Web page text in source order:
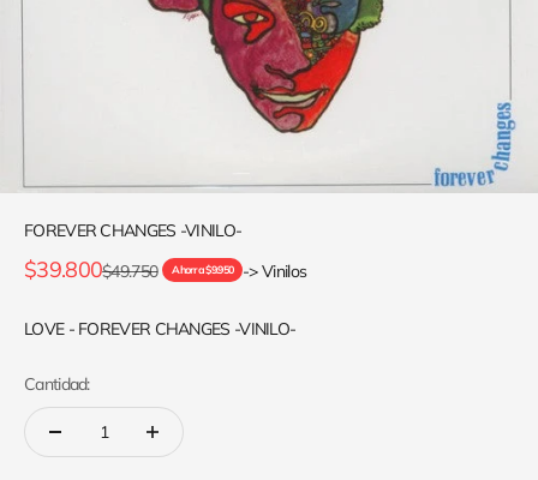
FOREVER CHANGES -VINILO-
Precio de oferta
$39.800Precio normal
$49.750 Ahorra $9.950 -> Vinilos
LOVE - FOREVER CHANGES -VINILO-
Cantidad: